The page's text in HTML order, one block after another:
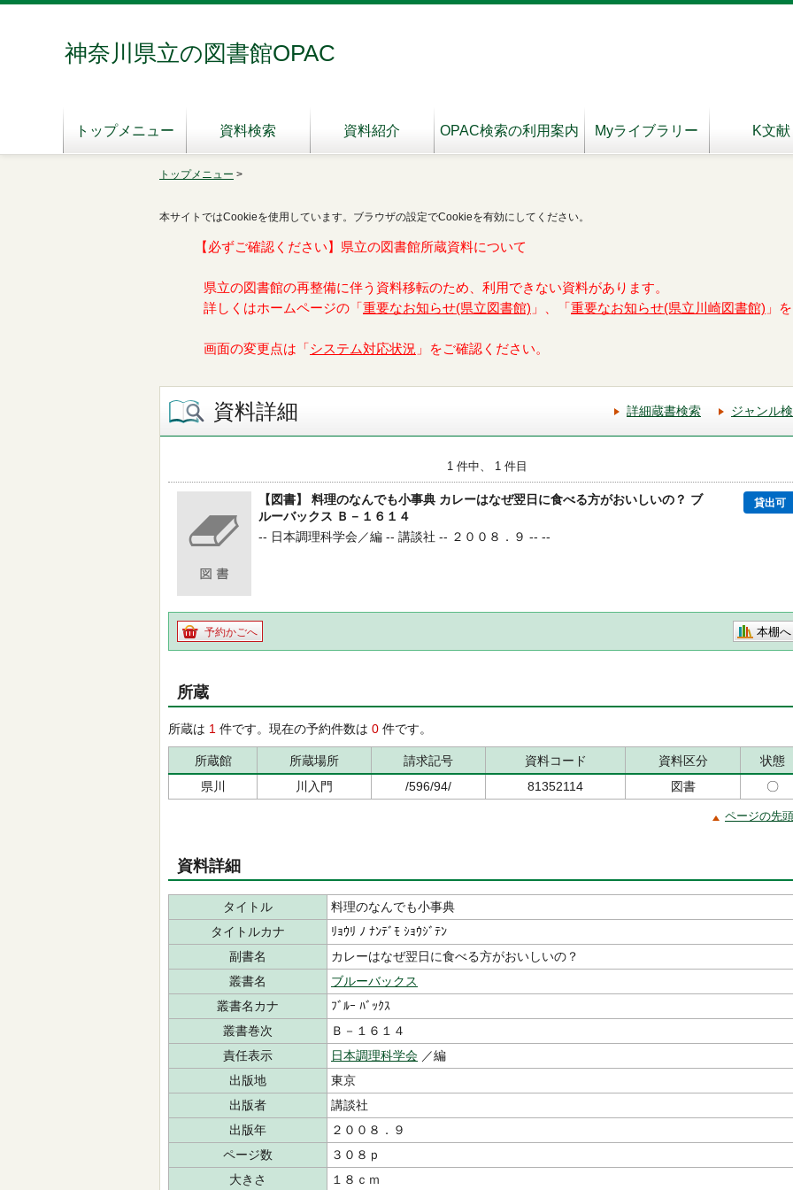
神奈川県立の図書館OPAC
トップメニュー 資料検索 資料紹介 OPAC検索の利用案内 Myライブラリー K文献
トップメニュー >
本サイトではCookieを使用しています。ブラウザの設定でCookieを有効にしてください。
【必ずご確認ください】県立の図書館所蔵資料について
県立の図書館の再整備に伴う資料移転のため、利用できない資料があります。
詳しくはホームページの「 重要なお知らせ(県立図書館) 」、「 重要なお知らせ(県立川崎図書館) 」
画面の変更点は「 システム対応状況 」をご確認ください。
資料詳細 詳細蔵書検索 ジャンル
1 件中、 1 件目
【図書】 料理のなんでも小事典 カレーはなぜ翌日に食べる方がおいしいの？ ブ
ルーバックス Ｂ－１６１４
貸出可
-- 日本調理科学会／編 -- 講談社 -- ２００８．９ -- --
予約かごへ 本棚へ
所蔵
所蔵は 1 件です。現在の予約件数は 0 件です。
所蔵館 所蔵場所 請求記号 資料コード 資料区分
状態
県川
川入門 /596/94/ 81352114 図書 〇
ページの先
資料詳細
タイトル
料理のなんでも小事典
タイトルカナ
ﾘｮｳﾘ ﾉ ﾅﾝﾃﾞﾓ ｼｮｳｼﾞﾃﾝ
副書名
カレーはなぜ翌日に食べる方がおいしいの？
叢書名
ブルーバックス
叢書名カナ
ﾌﾞﾙｰ ﾊﾞｯｸｽ
叢書巻次
Ｂ－１６１４
責任表示
日本調理科学会 ／編
出版地
東京
出版者
講談社
出版年
２００８．９
ページ数
３０８ｐ
大きさ
１８ｃｍ